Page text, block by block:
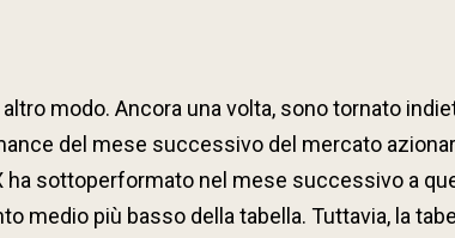
modo. Ancora una volta, sono tornato
del mese successivo del mercato
ha sottoperformato nel mese successivo a
medio più basso della tabella. Tuttavia, la